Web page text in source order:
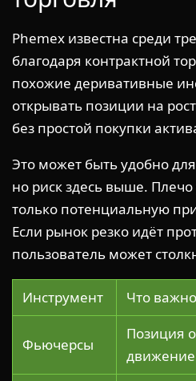
Phemex известна среди
благодаря контрактной
похожие деривативные
открывать позиции на
без простой покупки
Это может быть удобно
но риск здесь выше.
только потенциальную
Если рынок резко идёт
пользователь может
Инструмент Что
Фьючерсы
Позиция